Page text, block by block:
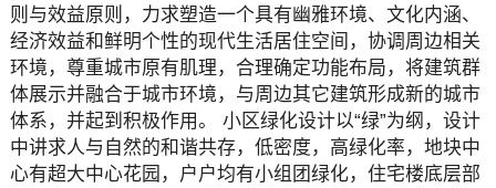
则与效益原则，力求塑造一个具有幽雅环境、文化内涵、
经济效益和鲜明个性的现代生活居住空间，协调周边相关
环境，尊重城市原有肌理，合理确定功能布局，将建筑群
体展示并融合于城市环境，与周边其它建筑形成新的城市
体系，并起到积极作用。 小区绿化设计以“绿”为纲，设计
中讲求人与自然的和谐共存，低密度，高绿化率，地块中
心有超大中心花园，户户均有小组团绿化，住宅楼底层部